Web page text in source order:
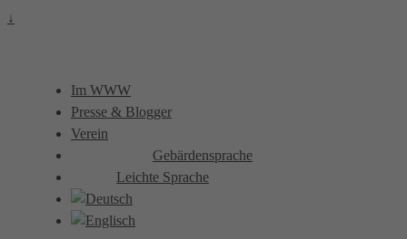
↓
Im WWW
Presse & Blogger
Verein
Gebärdensprache
Leichte Sprache